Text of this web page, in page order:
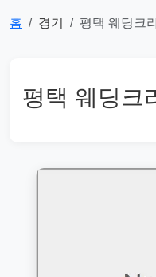
홈 경기 평택 웨딩크
평택 웨딩크